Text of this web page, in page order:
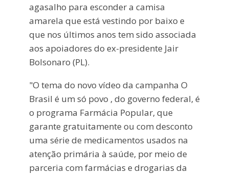
agasalho para esconder a camisa
amarela que está vestindo por baixo e
que nos últimos anos tem sido associada
aos apoiadores do ex-presidente Jair
Bolsonaro (PL).
"O tema do novo vídeo da campanha O
Brasil é um só povo , do governo federal, é
o programa Farmácia Popular, que
garante gratuitamente ou com desconto
uma série de medicamentos usados na
atenção primária à saúde, por meio de
parceria com farmácias e drogarias da